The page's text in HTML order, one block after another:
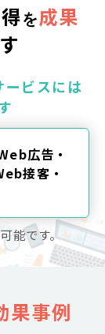
を成果
ービスには
広告・
接客・
能です。
果事例